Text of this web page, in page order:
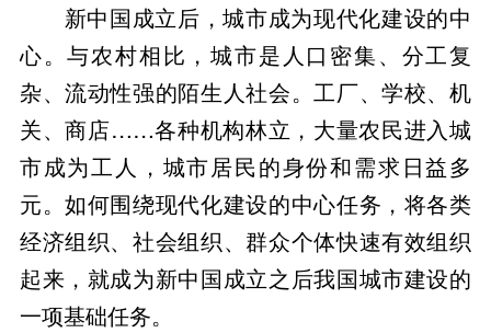
新中国成立后，城市成为现代化建设的中
心。与农村相比，城市是人口密集、分工复
杂、流动性强的陌生人社会。工厂、学校、机
关、商店……各种机构林立，大量农民进入城
市成为工人，城市居民的身份和需求日益多
元。如何围绕现代化建设的中心任务，将各类
经济组织、社会组织、群众个体快速有效组织
起来，就成为新中国成立之后我国城市建设的
一项基础任务。